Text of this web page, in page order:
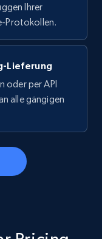
Is
testen
Ihrer
Protokollen.
Lieferung
oder per API
alle gängigen